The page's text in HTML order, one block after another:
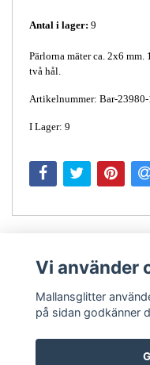
Antal i lager: 9
Pärlorna mäter ca. 2x6 mm.
två hål.
Artikelnummer: Bar-
I Lager: 9
Vi använder
Mallansglitter
på sidan godkänner